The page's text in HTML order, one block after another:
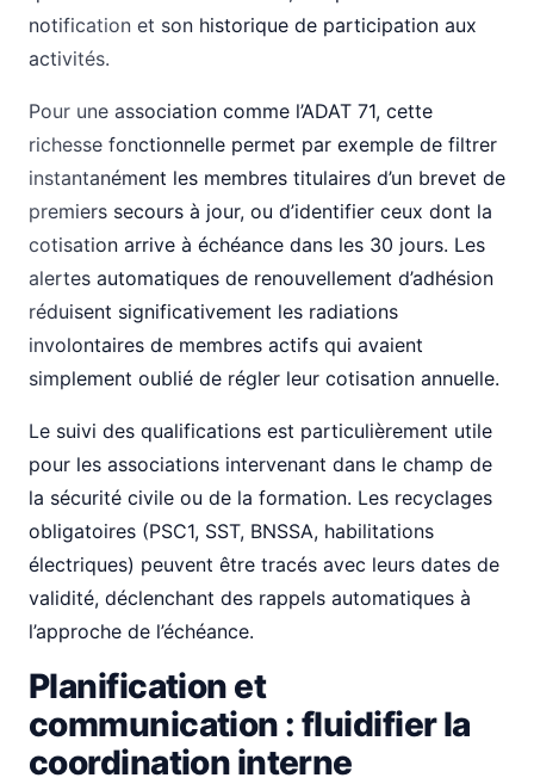
notification et son historique de participation aux
activités.
Pour une association comme l’ADAT 71, cette
richesse fonctionnelle permet par exemple de filtrer
instantanément les membres titulaires d’un brevet de
premiers secours à jour, ou d’identifier ceux dont la
cotisation arrive à échéance dans les 30 jours. Les
alertes automatiques de renouvellement d’adhésion
réduisent significativement les radiations
involontaires de membres actifs qui avaient
simplement oublié de régler leur cotisation annuelle.
Le suivi des qualifications est particulièrement utile
pour les associations intervenant dans le champ de
la sécurité civile ou de la formation. Les recyclages
obligatoires (PSC1, SST, BNSSA, habilitations
électriques) peuvent être tracés avec leurs dates de
validité, déclenchant des rappels automatiques à
l’approche de l’échéance.
Planification et
communication : fluidifier la
coordination interne